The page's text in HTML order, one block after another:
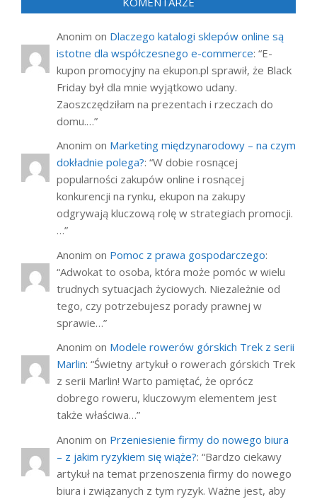
Anonim on Dlaczego katalogi sklepów online są
istotne dla współczesnego e-commerce: “E-
kupon promocyjny na ekupon.pl sprawił, że Black
Friday był dla mnie wyjątkowo udany.
Zaoszczędziłam na prezentach i rzeczach do
domu.…”
Anonim on Marketing międzynarodowy – na czym
dokładnie polega?: “W dobie rosnącej
popularności zakupów online i rosnącej
konkurencji na rynku, ekupon na zakupy
odgrywają kluczową rolę w strategiach promocji.
…”
Anonim on Pomoc z prawa gospodarczego:
“Adwokat to osoba, która może pomóc w wielu
trudnych sytuacjach życiowych. Niezależnie od
tego, czy potrzebujesz porady prawnej w
sprawie…”
Anonim on Modele rowerów górskich Trek z serii
Marlin: “Świetny artykuł o rowerach górskich Trek
z serii Marlin! Warto pamiętać, że oprócz
dobrego roweru, kluczowym elementem jest
także właściwa…”
Anonim on Przeniesienie firmy do nowego biura
– z jakim ryzykiem się wiąże?: “Bardzo ciekawy
artykuł na temat przenoszenia firmy do nowego
biura i związanych z tym ryzyk. Ważne jest, aby